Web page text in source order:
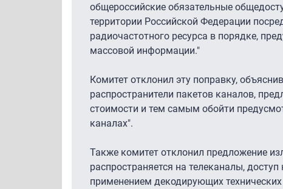
общероссийские обязательные
территории Российской Федерации
радиочастотного ресурса в порядке,
массовой информации."
Комитет отклонил эту поправку,
распространители пакетов каналов,
стоимости и тем самым обойти
каналах".
Также комитет отклонил предложение
распространяется на телеканалы,
применением декодирующих